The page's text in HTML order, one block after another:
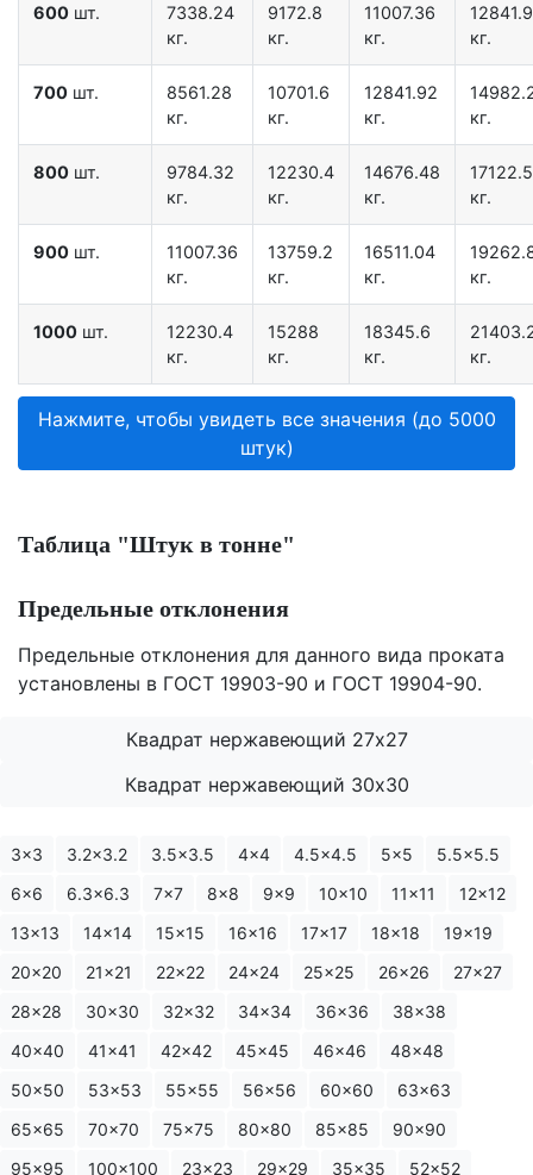
600 шт.
7338.24
кг.
9172.8
кг.
11007.36
кг.
кг.
700 шт.
8561.28
кг.
10701.6
кг.
12841.92
кг.
кг.
800 шт.
9784.32
кг.
12230.4
кг.
14676.48
кг.
кг.
900 шт.
11007.36
кг.
13759.2
кг.
16511.04
кг.
кг.
1000 шт.
12230.4
кг.
15288
кг.
18345.6
кг.
кг.
Нажмите, чтобы увидеть все значения (до 5000
штук)
Таблица "Штук в тонне"
Предельные отклонения
Предельные отклонения для данного вида проката
установлены в ГОСТ 19903-90 и ГОСТ 19904-90.
Квадрат нержавеющий 27х27
Квадрат нержавеющий 30х30
3x3 3.2x3.2 3.5x3.5 4x4 4.5x4.5 5x5
5.5x5.5
6x6
6.3x6.3 7x7 8x8 9x9 10x10 11x11
12x12
13x13
14x14 15x15 16x16 17x17 18x18
19x19
20x20
21x21 22x22 24x24 25x25 26x26
27x27
28x28
30x30 32x32 34x34 36x36
38x38
40x40
41x41 42x42 45x45 46x46
48x48
50x50
53x53 55x55 56x56 60x60
63x63
65x65
70x70 75x75 80x80 85x85
90x90
95x95
100x100 23x23 29x29 35x35 52x52